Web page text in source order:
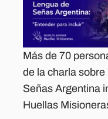
Más de 70
de la charla sobre
Señas Argentina
Huellas